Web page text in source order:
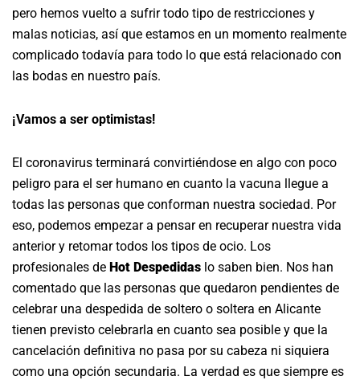
pero hemos vuelto a sufrir todo tipo de restricciones y
malas noticias, así que estamos en un momento realmente
complicado todavía para todo lo que está relacionado con
las bodas en nuestro país.
¡Vamos a ser optimistas!
El coronavirus terminará convirtiéndose en algo con poco
peligro para el ser humano en cuanto la vacuna llegue a
todas las personas que conforman nuestra sociedad. Por
eso, podemos empezar a pensar en recuperar nuestra vida
anterior y retomar todos los tipos de ocio. Los
profesionales de Hot Despedidas lo saben bien. Nos han
comentado que las personas que quedaron pendientes de
celebrar una despedida de soltero o soltera en Alicante
tienen previsto celebrarla en cuanto sea posible y que la
cancelación definitiva no pasa por su cabeza ni siquiera
como una opción secundaria. La verdad es que siempre es